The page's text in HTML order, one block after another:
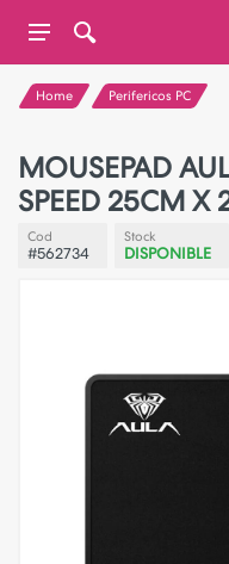
Home Perifericos PC
MOUSEPAD
SPEED 25CM X
Cod
#562734
Stock
DISPONIBLE